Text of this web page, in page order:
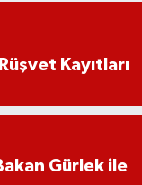
Kayıtları
Gürlek ile